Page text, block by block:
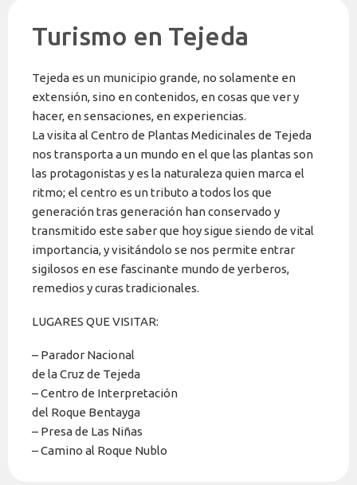
Turismo en Tejeda
Tejeda es un municipio grande, no solamente en
extensión, sino en contenidos, en cosas que ver y
hacer, en sensaciones, en experiencias.
La visita al Centro de Plantas Medicinales de Tejeda
nos transporta a un mundo en el que las plantas son
las protagonistas y es la naturaleza quien marca el
ritmo; el centro es un tributo a todos los que
generación tras generación han conservado y
transmitido este saber que hoy sigue siendo de vital
importancia, y visitándolo se nos permite entrar
sigilosos en ese fascinante mundo de yerberos,
remedios y curas tradicionales.
LUGARES QUE VISITAR:
– Parador Nacional
de la Cruz de Tejeda
– Centro de Interpretación
del Roque Bentayga
– Presa de Las Niñas
– Camino al Roque Nublo